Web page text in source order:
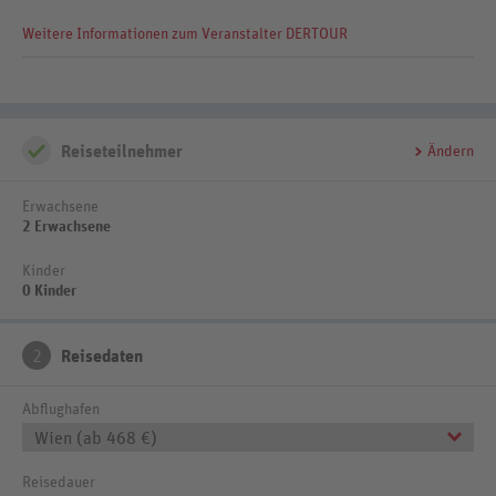
Reisebüro
Weitere Informationen zum Veranstalter DERTOUR
Reiseteilnehmer Ändern
Erwachsene
2 Erwachsene
Kinder
0 Kinder
2 Reisedaten
Abflughafen
Wien (ab 468 €)
Reisedauer